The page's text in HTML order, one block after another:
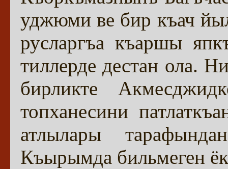
уджюми ве бир къач
русларгъа къаршы
тиллерде дестан ола.
бирликте
топханесини
атлылары
Къырымда бильмеген